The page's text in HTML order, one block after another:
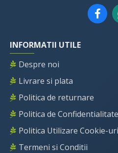
INFORMATII UTILE
Despre noi
Livrare si plata
Politica de returnare
Politica de Confidentialitate
Politica Utilizare Cookie-uri
Termeni si Conditii